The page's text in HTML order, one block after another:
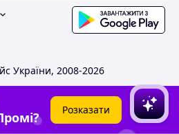
України, 2008-2026
Розказати